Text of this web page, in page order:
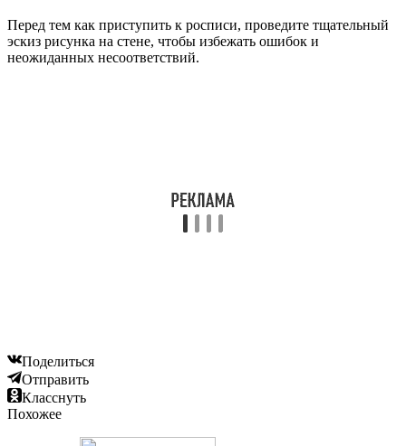
Перед тем как приступить к росписи, проведите тщательный
эскиз рисунка на стене, чтобы избежать ошибок и
неожиданных несоответствий.
Поделиться
Отправить
Класснуть
Похожее